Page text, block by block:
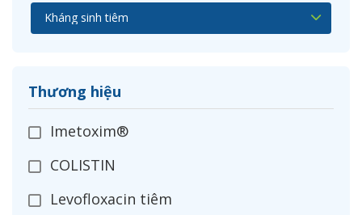
Thương hiệu
Imetoxim®
COLISTIN
Levofloxacin tiêm